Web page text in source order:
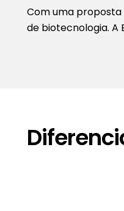
Com uma proposta
de biotecnologia. A